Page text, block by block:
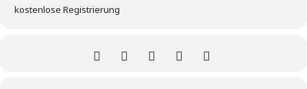
kostenlose Registrierung